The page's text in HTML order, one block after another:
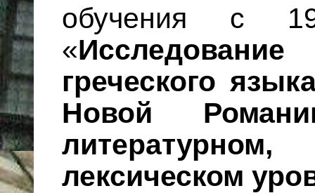
обучения с
«
греческого
Новой
лексическом